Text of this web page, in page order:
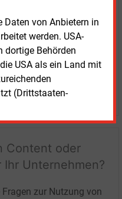
Daten von Anbietern in
werden. USA-
dortige Behörden
USA als ein Land mit
(Drittstaaten-
Content oder
Unternehmen?
zur Nutzung von